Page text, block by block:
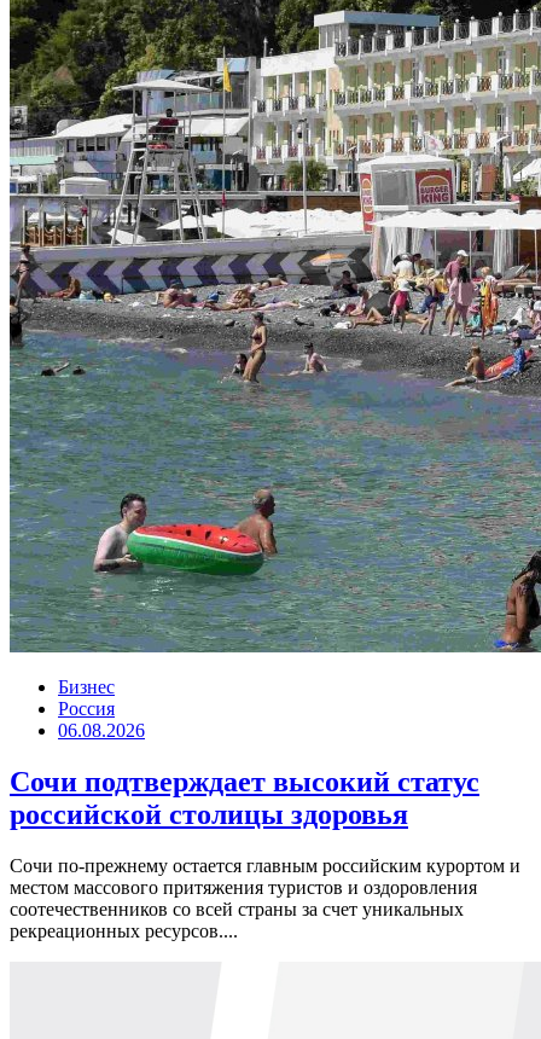
Бизнес
Россия
06.08.2026
Сочи подтверждает высокий статус
российской столицы здоровья
Сочи по-прежнему остается главным российским курортом и
местом массового притяжения туристов и оздоровления
соотечественников со всей страны за счет уникальных
рекреационных ресурсов....